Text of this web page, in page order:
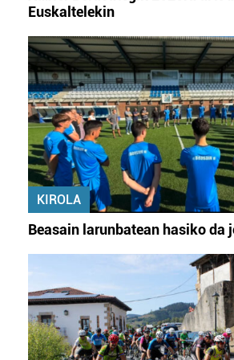
Euskaltelekin
KIROLA
Beasain larunbatean hasiko da